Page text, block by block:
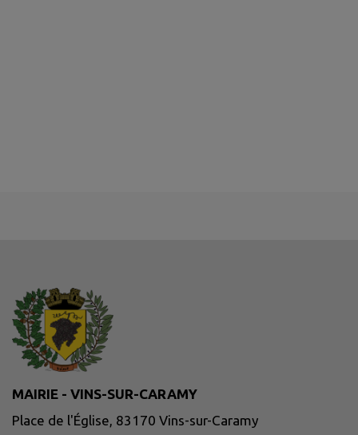
MAIRIE - VINS-SUR-CARAMY
Place de l'Église, 83170 Vins-sur-Caramy